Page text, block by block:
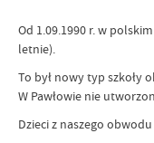
Od 1.09.1990 r. w
letnie).
To był nowy typ szkoły
W Pawłowie nie
Dzieci z naszego